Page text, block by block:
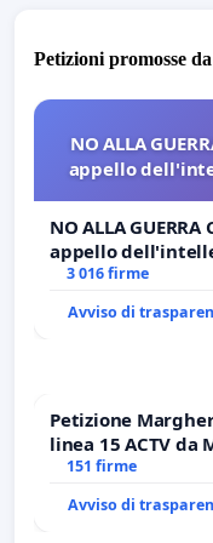
Petizioni promosse
NO ALLA
appello
NO ALLA GUERRA
appello
3 016 firme
Avviso di
Petizione
linea 15 ACTV da
Antonio
tariffa a € 1,50
151 firme
Avviso di